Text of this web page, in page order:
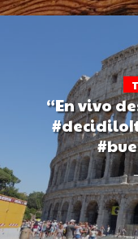
“En vivo